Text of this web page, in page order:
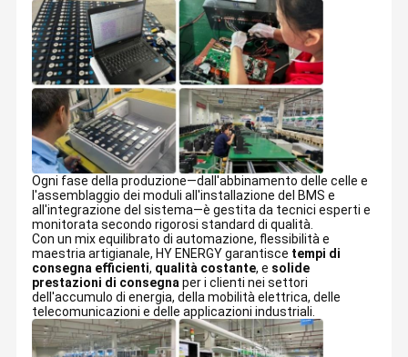
Ogni fase della produzione—dall'abbinamento delle celle e
l'assemblaggio dei moduli all'installazione del BMS e
all'integrazione del sistema—è gestita da tecnici esperti e
monitorata secondo rigorosi standard di qualità.
Con un mix equilibrato di automazione, flessibilità e
maestria artigianale, HY ENERGY garantisce tempi di
consegna efficienti, qualità costante, e solide
prestazioni di consegna per i clienti nei settori
dell'accumulo di energia, della mobilità elettrica, delle
telecomunicazioni e delle applicazioni industriali.